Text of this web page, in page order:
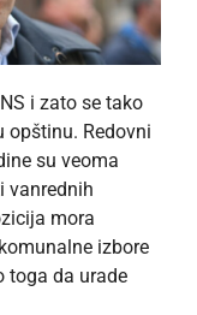
i zato se tako
opštinu. Redovni
su veoma
vanrednih
mora
izbore
toga da urade